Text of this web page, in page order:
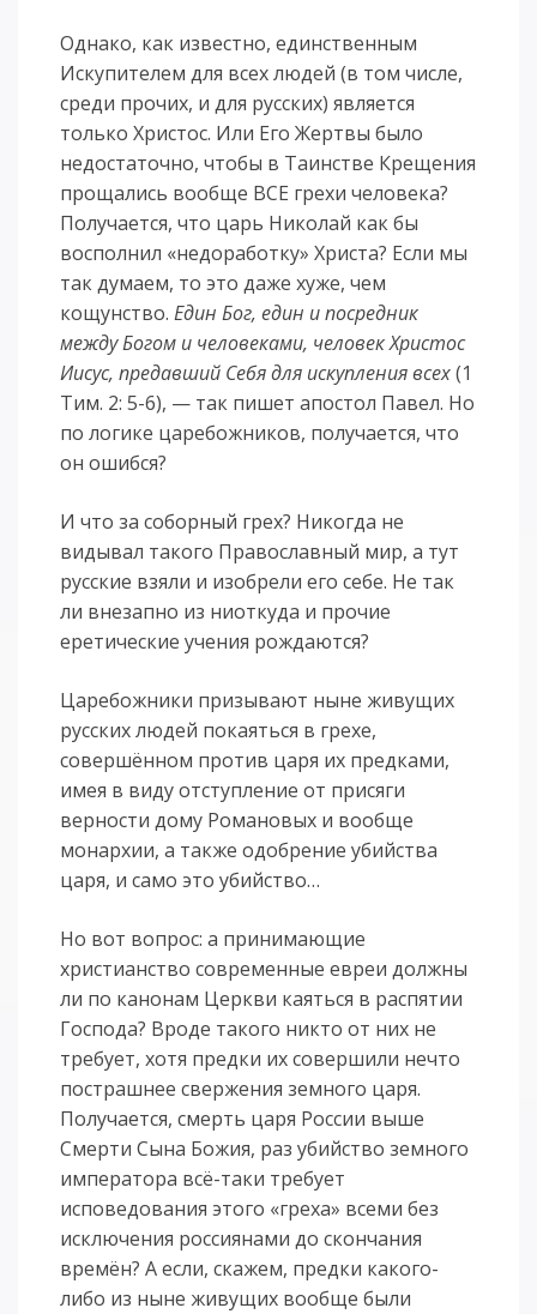
Однако, как известно, единственным
Искупителем для всех людей (в том числе,
среди прочих, и для русских) является
только Христос. Или Его Жертвы было
недостаточно, чтобы в Таинстве Крещения
прощались вообще ВСЕ грехи человека?
Получается, что царь Николай как бы
восполнил «недоработку» Христа? Если мы
так думаем, то это даже хуже, чем
кощунство.Един Бог, един и посредник
между Богом и человеками, человек Христос
Иисус, предавший Себя для искупления всех(1
Тим. 2: 5-6), — так пишет апостол Павел. Но
по логике царебожников, получается, что
он ошибся?
И что за соборный грех? Никогда не
видывал такого Православный мир, а тут
русские взяли и изобрели его себе. Не так
ли внезапно из ниоткуда и прочие
еретические учения рождаются?
Царебожники призывают ныне живущих
русских людей покаяться в грехе,
совершённом против царя их предками,
имея в виду отступление от присяги
верности дому Романовых и вообще
монархии, а также одобрение убийства
царя, и само это убийство…
Но вот вопрос: а принимающие
христианство современные евреи должны
ли по канонам Церкви каяться в распятии
Господа? Вроде такого никто от них не
требует, хотя предки их совершили нечто
пострашнее свержения земного царя.
Получается, смерть царя России выше
Смерти Сына Божия, раз убийство земного
императора всё-таки требует
исповедования этого «греха» всеми без
исключения россиянами до скончания
времён? А если, скажем, предки какого-
либо из ныне живущих вообще были